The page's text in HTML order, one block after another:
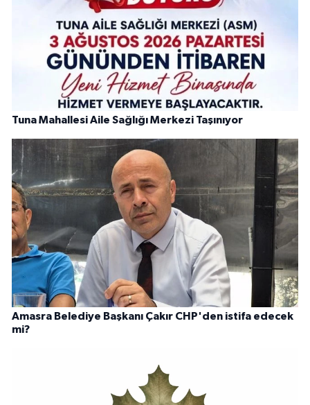
Tuna Mahallesi Aile Sağlığı Merkezi Taşınıyor
Amasra Belediye Başkanı Çakır CHP'den istifa edecek
mi?